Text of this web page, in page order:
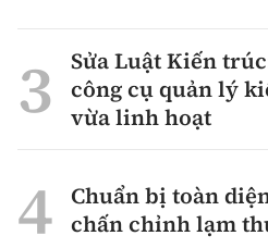
Sửa Luật Kiến
công cụ quản lý
vừa linh hoạt
Chuẩn bị toàn
chấn chỉnh lạm